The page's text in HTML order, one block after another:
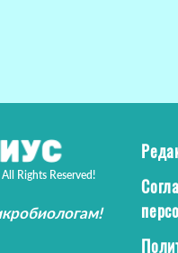
Rights Reserved!